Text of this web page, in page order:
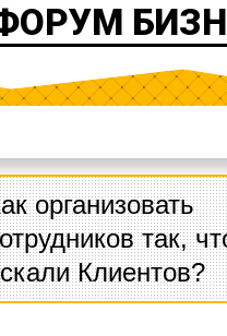
организовать
так,
Клиентов?